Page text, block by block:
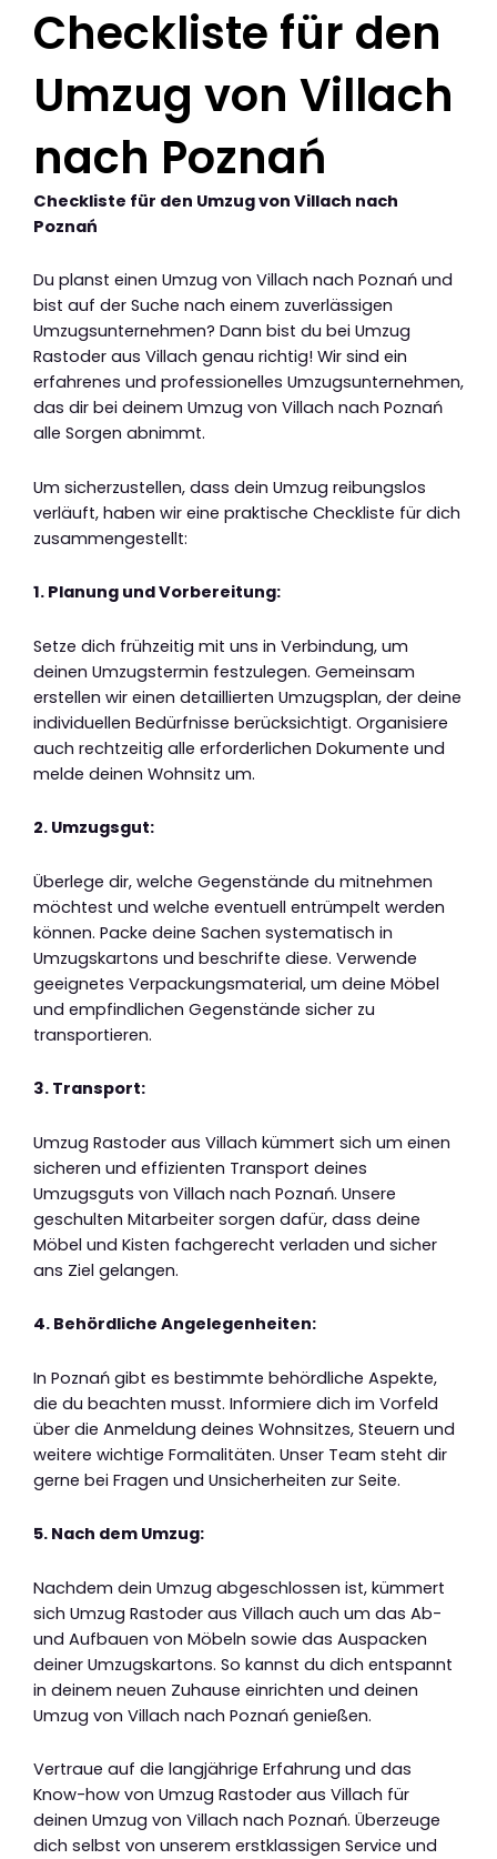
Checkliste für den
Umzug von Villach
nach Poznań
Checkliste für den Umzug von Villach nach
Poznań
Du planst einen Umzug von Villach nach Poznań und
bist auf der Suche nach einem zuverlässigen
Umzugsunternehmen? Dann bist du bei Umzug
Rastoder aus Villach genau richtig! Wir sind ein
erfahrenes und professionelles Umzugsunternehmen,
das dir bei deinem Umzug von Villach nach Poznań
alle Sorgen abnimmt.
Um sicherzustellen, dass dein Umzug reibungslos
verläuft, haben wir eine praktische Checkliste für dich
zusammengestellt:
1. Planung und Vorbereitung:
Setze dich frühzeitig mit uns in Verbindung, um
deinen Umzugstermin festzulegen. Gemeinsam
erstellen wir einen detaillierten Umzugsplan, der deine
individuellen Bedürfnisse berücksichtigt. Organisiere
auch rechtzeitig alle erforderlichen Dokumente und
melde deinen Wohnsitz um.
2. Umzugsgut:
Überlege dir, welche Gegenstände du mitnehmen
möchtest und welche eventuell entrümpelt werden
können. Packe deine Sachen systematisch in
Umzugskartons und beschrifte diese. Verwende
geeignetes Verpackungsmaterial, um deine Möbel
und empfindlichen Gegenstände sicher zu
transportieren.
3. Transport:
Umzug Rastoder aus Villach kümmert sich um einen
sicheren und effizienten Transport deines
Umzugsguts von Villach nach Poznań. Unsere
geschulten Mitarbeiter sorgen dafür, dass deine
Möbel und Kisten fachgerecht verladen und sicher
ans Ziel gelangen.
4. Behördliche Angelegenheiten:
In Poznań gibt es bestimmte behördliche Aspekte,
die du beachten musst. Informiere dich im Vorfeld
über die Anmeldung deines Wohnsitzes, Steuern und
weitere wichtige Formalitäten. Unser Team steht dir
gerne bei Fragen und Unsicherheiten zur Seite.
5. Nach dem Umzug:
Nachdem dein Umzug abgeschlossen ist, kümmert
sich Umzug Rastoder aus Villach auch um das Ab-
und Aufbauen von Möbeln sowie das Auspacken
deiner Umzugskartons. So kannst du dich entspannt
in deinem neuen Zuhause einrichten und deinen
Umzug von Villach nach Poznań genießen.
Vertraue auf die langjährige Erfahrung und das
Know-how von Umzug Rastoder aus Villach für
deinen Umzug von Villach nach Poznań. Überzeuge
dich selbst von unserem erstklassigen Service und